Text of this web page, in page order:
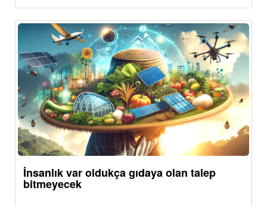
İnsanlık var oldukça gıdaya olan talep
bitmeyecek